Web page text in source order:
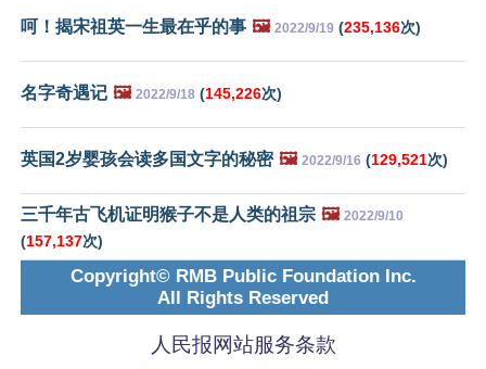
呵！揭宋祖英一生最在乎的事 🖼️ 2022/9/19 (235,136次)
名字奇遇记 🖼️ 2022/9/18 (145,226次)
英国2岁婴孩会读多国文字的秘密 🖼️ 2022/9/16 (129,521次)
三千年古飞机证明猴子不是人类的祖宗 🖼️ 2022/9/10
(157,137次)
Copyright© RMB Public Foundation Inc.
All Rights Reserved
人民报网站服务条款